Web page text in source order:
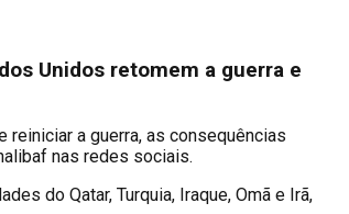
Unidos retomem a guerra e
a guerra, as consequências
nas redes sociais.
do Qatar, Turquia, Iraque, Omã e Irã,